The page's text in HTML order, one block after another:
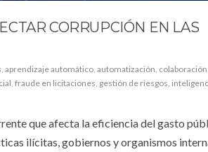
CORRUPCIÓN EN LAS
aprendizaje automático automatización
fraude en licitaciones gestión de riesgos
que afecta la eficiencia del gasto
ilícitas, gobiernos y organismos